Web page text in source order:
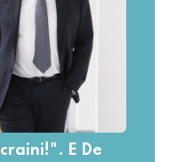
E De